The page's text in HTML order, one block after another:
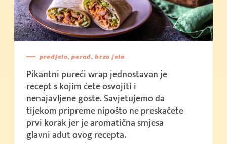
predjelo, perad, brza jela
Pikantni pureći wrap jednostavan je
recept s kojim ćete osvojiti i
nenajavljene goste. Savjetujemo da
tijekom pripreme nipošto ne preskačete
prvi korak jer je aromatična smjesa
glavni adut ovog recepta.